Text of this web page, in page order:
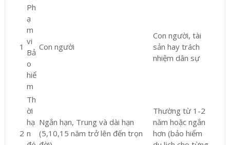
1
Ph
ạ
m
vi
Bả
o
hiể
m
Con người
Con người, tài
sản hay trách
nhiệm dân sự
2
Th
ời
hạ
n
Ngắn hạn, Trung và dài hạn
(5,10,15 năm trở lên đến trọn
Thường từ 1-2
năm hoặc ngắn
hơn (bảo hiểm